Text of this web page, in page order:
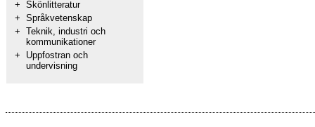
+ Skönlitteratur
+ Språkvetenskap
+ Teknik, industri och
kommunikationer
+
Uppfostran och
undervisning